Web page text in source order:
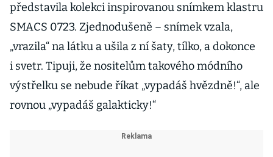
představila kolekci inspirovanou snímkem klastru
SMACS 0723. Zjednodušeně – snímek vzala,
„vrazila“ na látku a ušila z ní šaty, tílko, a dokonce
i svetr. Tipuji, že nositelům takového módního
výstřelku se nebude říkat „vypadáš hvězdně!“, ale
rovnou „vypadáš galakticky!“